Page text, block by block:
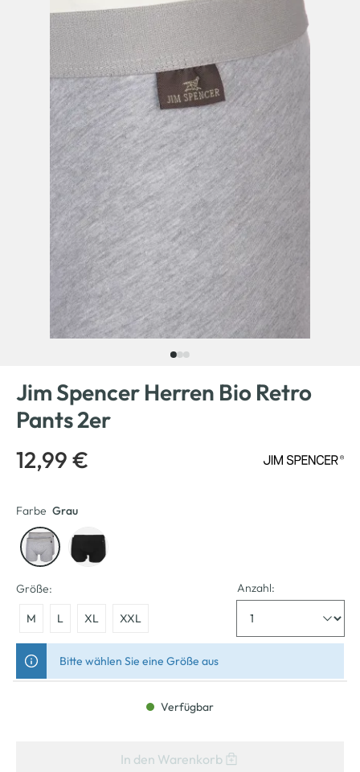
Jim Spencer Herren Bio Retro
Pants 2er
12,99 €
Farbe Grau
Größe:
M L XL XXL
Anzahl:
Bitte wählen Sie eine Größe aus
Verfügbar
In den Warenkorb